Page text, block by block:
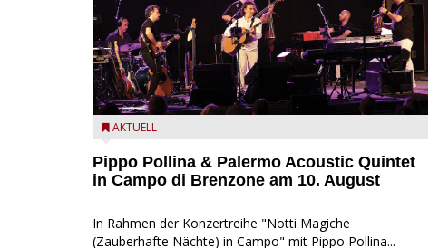
Pippo Pollina im Konzert mit dem Palermo Acoustic
AKTUELL
Pippo Pollina & Palermo Acoustic Quintet
in Campo di Brenzone am 10. August
In Rahmen der Konzertreihe "Notti Magiche
(Zauberhafte Nächte) in Campo" mit Pippo Pollina...